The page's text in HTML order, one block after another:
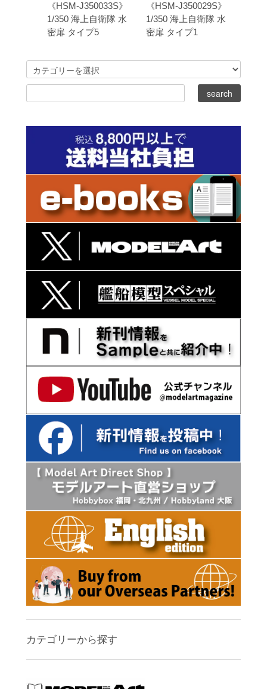
《HSM-J350033S》
1/350 海上自衛隊 水
密扉 タイプ5
《HSM-J350029S》
1/350 海上自衛隊 水
密扉 タイプ1
カテゴリーから探す